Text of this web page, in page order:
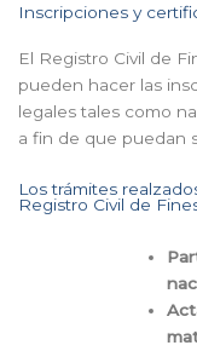
Inscripciones y
El Registro Civil de
pueden hacer las
legales tales como
a fin de que puedan
Los trámites
Registro Civil de